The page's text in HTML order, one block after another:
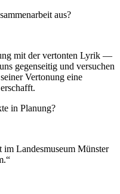
aus?
mit der vertonten Lyrik —
gegenseitig und versuchen
Vertonung eine
in Planung?
Landesmuseum Münster